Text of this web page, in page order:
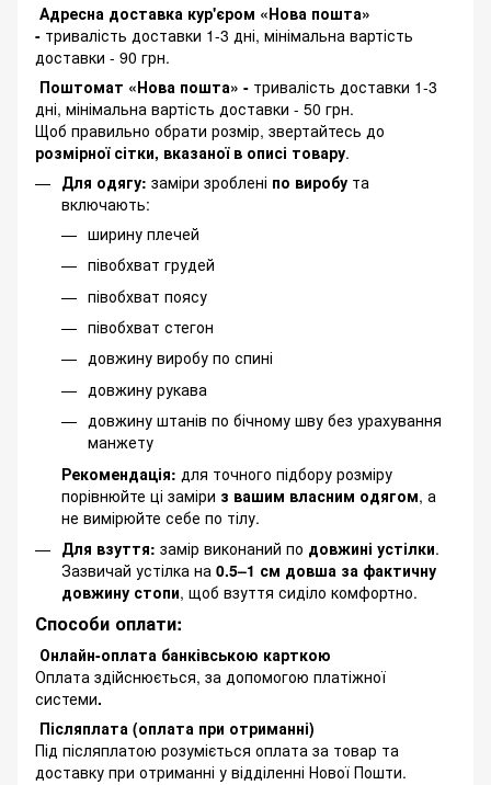
Адресна доставка кур'єром «Нова пошта»
- тривалість доставки 1-3 дні, мінімальна вартість
доставки - 90 грн.
Поштомат «Нова пошта» - тривалість доставки 1-3
дні, мінімальна вартість доставки - 50 грн.
Щоб правильно обрати розмір, звертайтесь до
розмірної сітки, вказаної в описі товару.
Для одягу: заміри зроблені по виробу та
включають:
ширину плечей
півобхват грудей
півобхват поясу
півобхват стегон
довжину виробу по спині
довжину рукава
довжину штанів по бічному шву без урахування
манжету
Рекомендація: для точного підбору розміру
порівнюйте ці заміри з вашим власним одягом, а
не вимірюйте себе по тілу.
Для взуття: замір виконаний по довжині устілки.
Зазвичай устілка на 0.5–1 см довша за фактичну
довжину стопи, щоб взуття сиділо комфортно.
Способи оплати:
Онлайн-оплата банківською карткою
Оплата здійснюється, за допомогою платіжної
системи.
Післяплата (оплата при отриманні)
Під післяплатою розуміється оплата за товар та
доставку при отриманні у відділенні Нової Пошти.